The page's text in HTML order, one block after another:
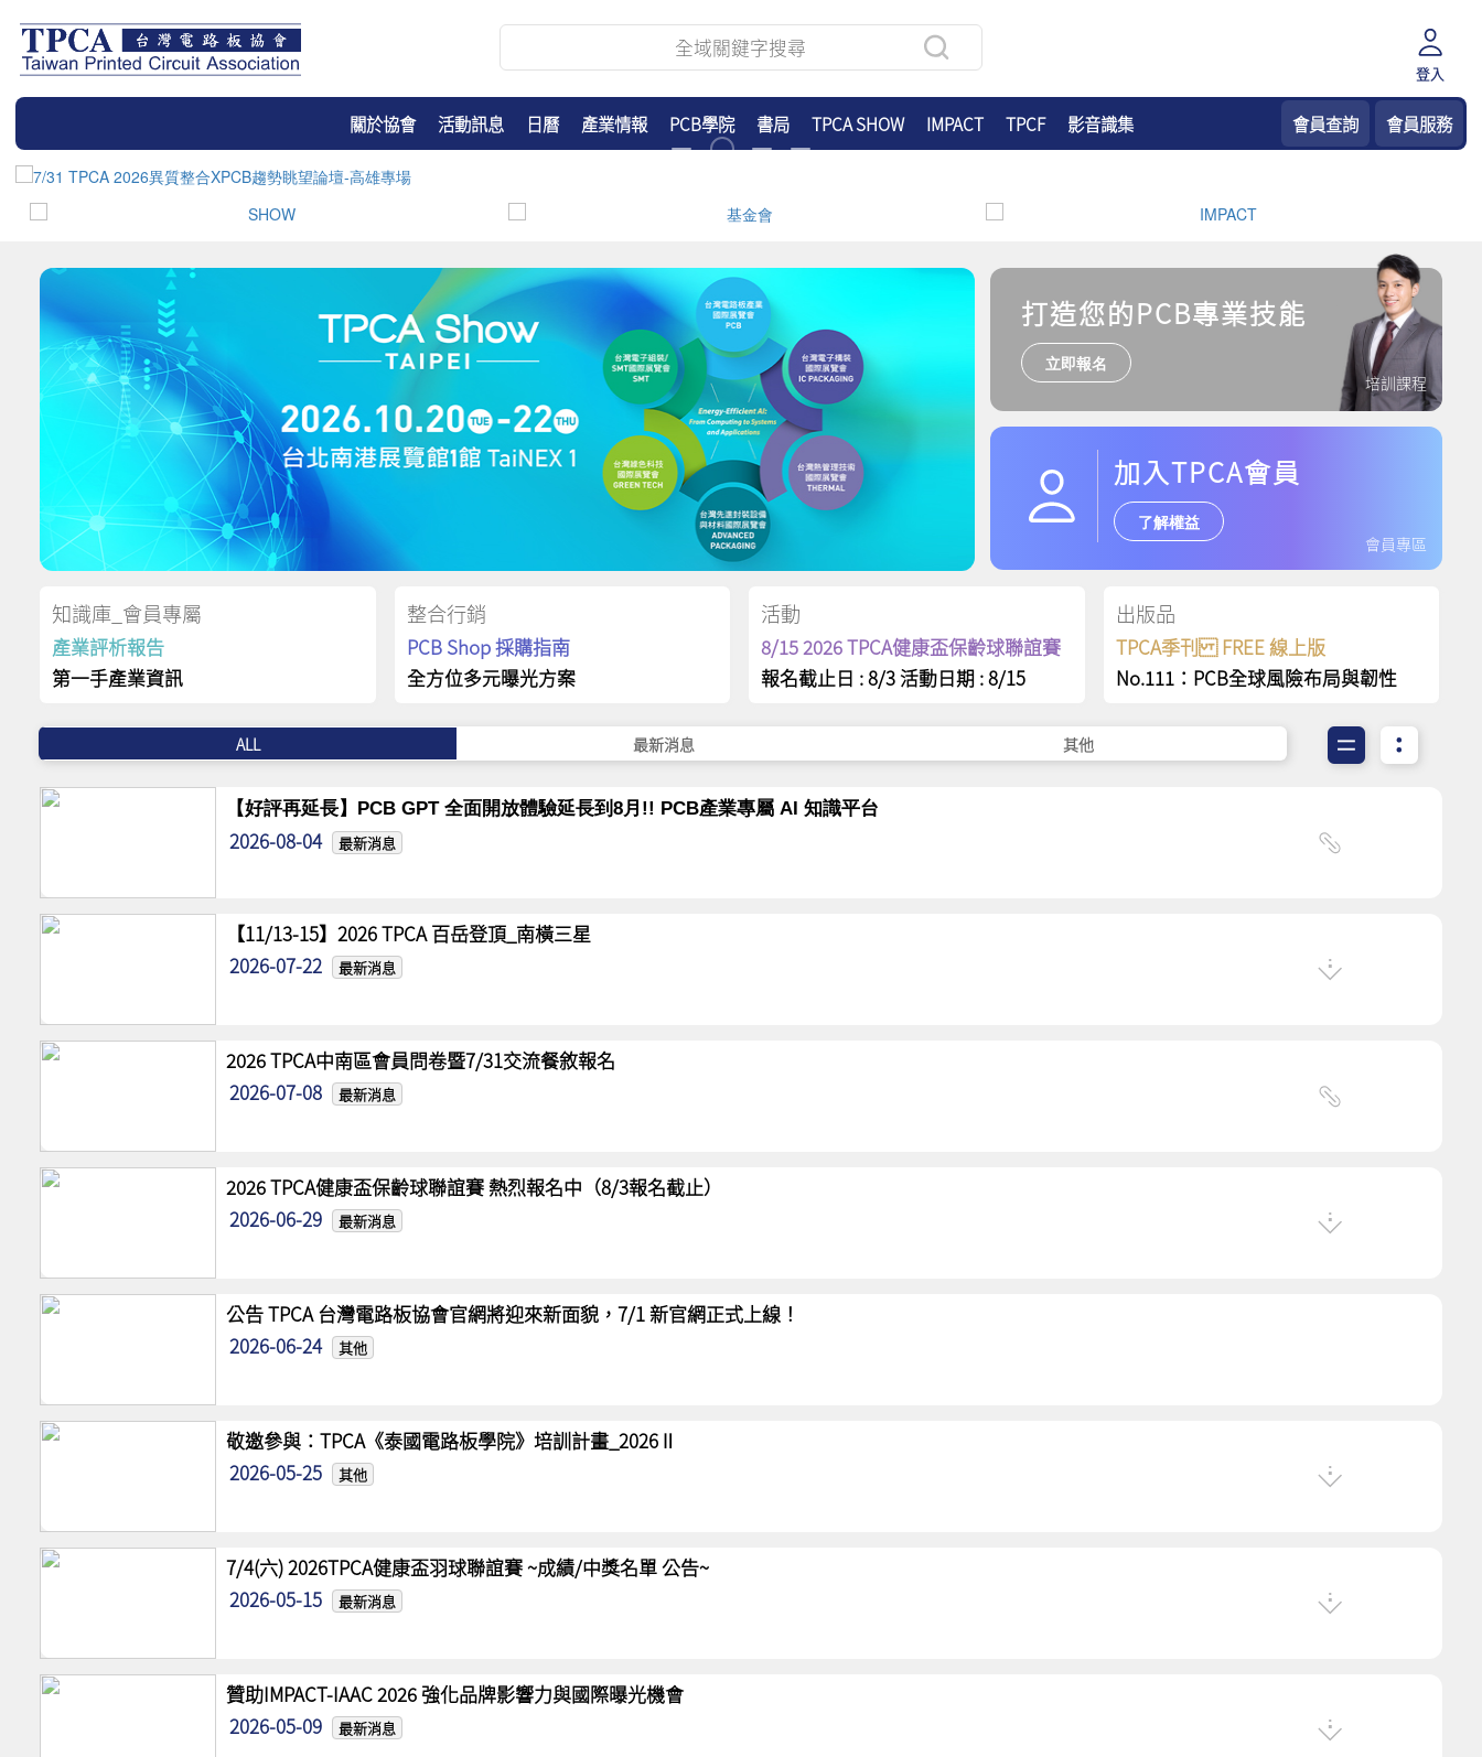
登入
關於協會 活動訊息 日曆 產業情報 PCB學院 書局 TPCA SHOW IMPACT TPCF 影音識集 會員查詢 會員服務
培訓課程
打造您的PCB專業技能
立即報名
加入TPCA會員
了解權益
會員專區
知識庫_會員專屬
產業評析報告
第一手產業資訊
整合行銷
PCB Shop 採購指南
全方位多元曝光方案
活動
8/15 2026 TPCA健康盃保齡球聯誼賽
報名截止日 : 8/3 活動日期 : 8/15
出版品
TPCA季刊 FREE 線上版
No.111：PCB全球風險布局與韌性
ALL 最新消息 其他
【好評再延長】PCB GPT 全面開放體驗延長到8月!! PCB產業專屬 AI 知識平台
2026-08-04 最新消息
【11/13-15】2026 TPCA 百岳登頂_南橫三星
2026-07-22
最新消息
2026 TPCA中南區會員問卷暨7/31交流餐敘報名
2026-07-08
最新消息
2026 TPCA健康盃保齡球聯誼賽 熱烈報名中（8/3報名截止）
2026-06-29
最新消息
公告 TPCA 台灣電路板協會官網將迎來新面貌，7/1 新官網正式上線！
2026-06-24
其他
敬邀參與：TPCA《泰國電路板學院》培訓計畫_2026Ⅱ
2026-05-25
其他
7/4(六) 2026TPCA健康盃羽球聯誼賽 ~成績/中獎名單 公告~
2026-05-15
最新消息
贊助IMPACT-IAAC 2026 強化品牌影響力與國際曝光機會
2026-05-09
最新消息